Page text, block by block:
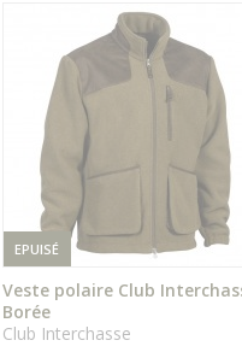
DU PRODUIT
EPUISÉ
ÉPUISÉ
Veste polaire Club
Borée
Club Interchasse